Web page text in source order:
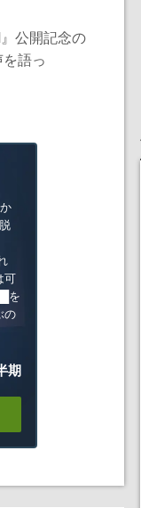
公開記念の
語っ
可
を
の
期